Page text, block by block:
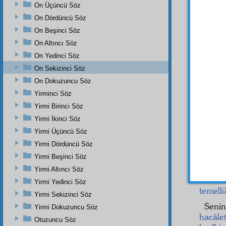
sana
tenkis
hacâlet
On Üçüncü Söz
On Dördüncü Söz
On Beşinci Söz
On Altıncı Söz
On Yedinci Söz
On Sekizinci Söz
On Dokuzuncu Söz
Yirminci Söz
Yirmi Birinci Söz
Yirmi İkinci Söz
Yirmi Üçüncü Söz
Yirmi Dördüncü Söz
Yirmi Beşinci Söz
Yirmi Altıncı Söz
Yirmi Yedinci Söz
Yirmi Sekizinci Söz
Yirmi Dokuzuncu Söz
Otuzuncu Söz